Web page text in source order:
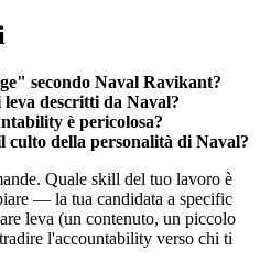
secondo Naval Ravikant?
descritti da Naval?
è pericolosa?
culto della personalità di Naval?
Quale skill del tuo lavoro è
— la tua candidata a specific
leva (un contenuto, un piccolo
l'accountability verso chi ti